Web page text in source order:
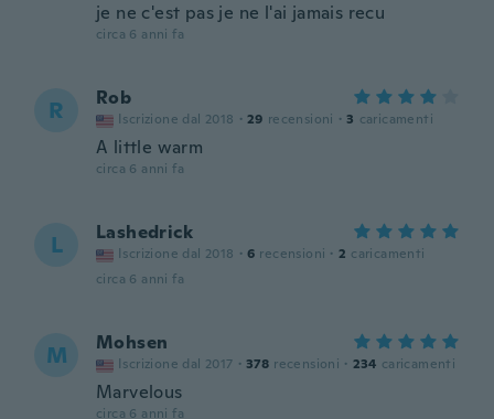
je ne c'est pas je ne l'ai jamais recu
circa 6 anni fa
R Rob
Iscrizione dal 2018 · 29 recensioni · 3 caricamenti
A little warm
circa 6 anni fa
L Lashedrick
Iscrizione dal 2018 · 6 recensioni · 2 caricamenti
circa 6 anni fa
M Mohsen
Iscrizione dal 2017 · 378 recensioni · 234 caricamenti
Marvelous
circa 6 anni fa